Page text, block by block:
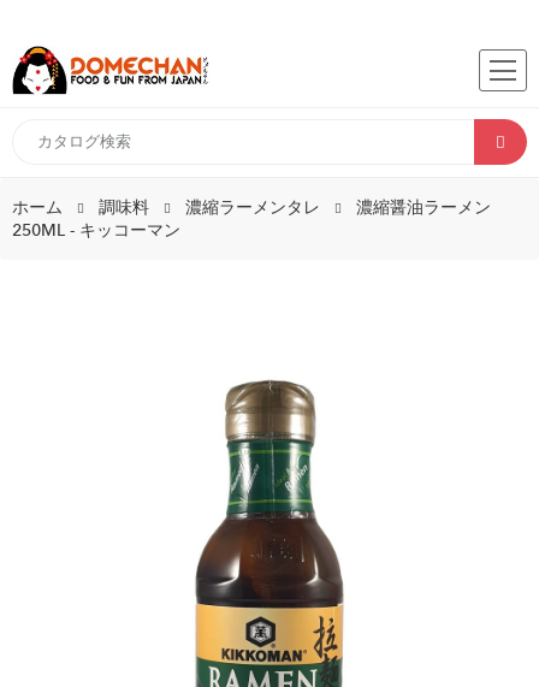
ホーム 調味料 濃縮ラーメンタレ
濃縮醤油ラーメン
250ML - キッコーマン